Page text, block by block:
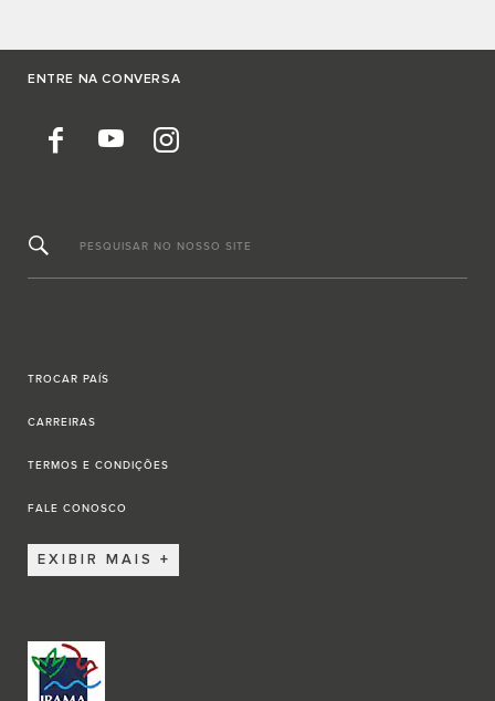
ENTRE NA CONVERSA
PESQUISAR NO NOSSO SITE
TROCAR PAÍS
CARREIRAS
TERMOS E CONDIÇÕES
FALE CONOSCO
EXIBIR MAIS